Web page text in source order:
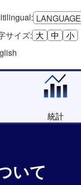
LANGUAGE
サイズ: 大 中
小
統計
いて